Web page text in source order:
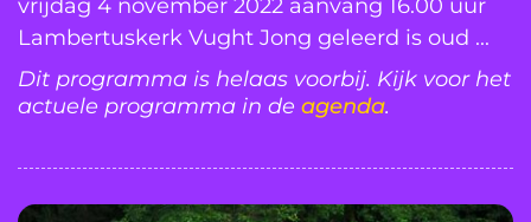
vrijdag 4 november 2022 aanvang 16.00 uur
Lambertuskerk Vught Jong geleerd is oud ...
Dit programma is helaas voorbij. Kijk voor het
actuele programma in de agenda.